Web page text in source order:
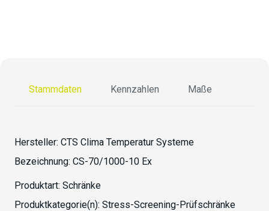
Stammdaten Kennzahlen Maße
Hersteller: CTS Clima Temperatur Systeme
Bezeichnung: CS-70/1000-10 Ex
Produktart: Schränke
Produktkategorie(n): Stress-Screening-Prüfschränke